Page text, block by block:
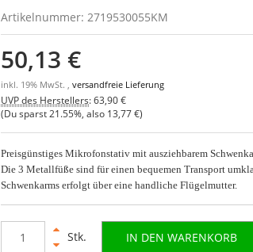
Artikelnummer: 2719530055KM
50,13 €
inkl. 19% MwSt. ,versandfreie Lieferung
UVP des Herstellers:63,90 €
(Du sparst 21.55% , also 13,77 €)
Preisgünstiges Mikrofonstativ mit ausziehbarem
Die 3 Metallfüße sind für einen bequemen Transport
Schwenkarms erfolgt über eine handliche Flügelmutter.
Stk. IN DEN WARENKORB